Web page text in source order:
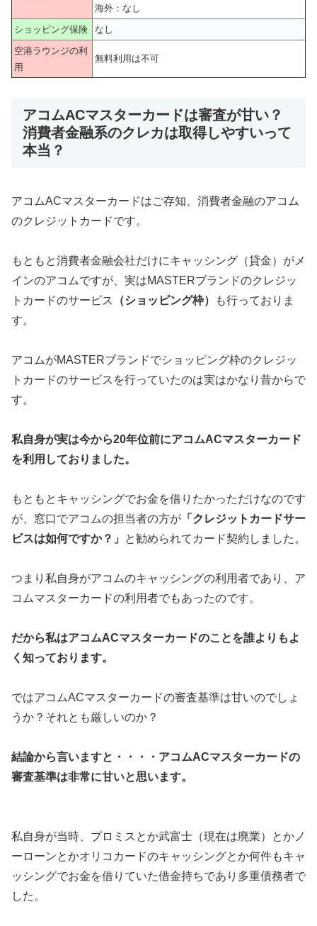
海外：なし
ショッピング保険
なし
空港ラウンジの利
用
無料利用は不可
アコムACマスターカードは審査が甘い？
消費者金融系のクレカは取得しやすいって
本当？
アコムACマスターカードはご存知、消費者金融のアコム
のクレジットカードです。
もともと消費者金融会社だけにキャッシング（貸金）がメ
インのアコムですが、実はMASTERブランドのクレジッ
トカードのサービス
（ショッピング枠）
も行っておりま
す。
アコムがMASTERブランドでショッピング枠のクレジッ
トカードのサービスを行っていたのは実はかなり昔からで
す。
私自身が実は今から20年位前にアコムACマスターカード
を利用しておりました。
もともとキャッシングでお金を借りたかっただけなのです
が、窓口でアコムの担当者の方が 「クレジットカードサー
ビスは如何ですか？」
と勧められてカード契約しました。
つまり私自身がアコムのキャッシングの利用者であり、ア
コムマスターカードの利用者でもあったのです。
だから私はアコムACマスターカードのことを誰よりもよ
く知っております。
ではアコムACマスターカードの審査基準は甘いのでしょ
うか？それとも厳しいのか？
結論から言いますと・・・・アコムACマスターカードの
審査基準は非常に甘いと思います。
私自身が当時、プロミスとか武富士（現在は廃業）とかノ
ーローンとかオリコカードのキャッシングとか何件もキャ
ッシングでお金を借りていた借金持ちであり多重債務者で
した。